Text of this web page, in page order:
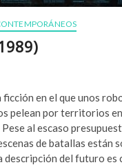
ficción en el que unos
pelean por territorios
al escaso
de batallas están
descripción del futuro es